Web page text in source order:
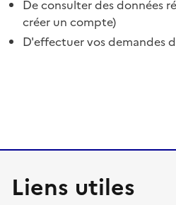
De consulter des données
créer un compte)
D'effectuer vos demandes
Liens utiles